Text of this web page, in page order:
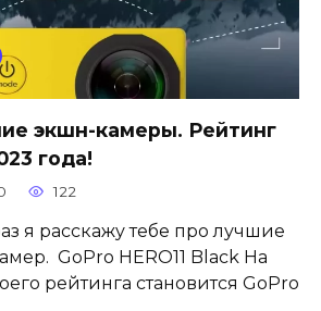
экшн-камеры. Рейтинг
года!
122
я расскажу тебе про лучшие
GoPro HERO11 Black На
рейтинга становится GoPro